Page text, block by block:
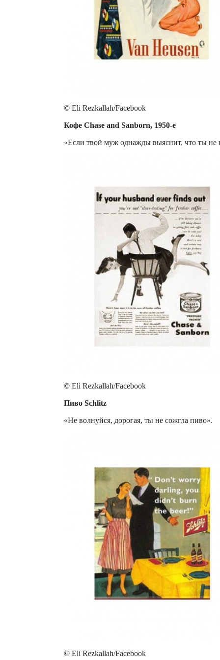
© Eli Rezkallah/Facebook
Кофе Chase and Sanborn, 1950-е
«Если твой муж однажды выяснит, что ты не
© Eli Rezkallah/Facebook
Пиво Schlitz
«Не волнуйся, дорогая, ты не сожгла пиво».
© Eli Rezkallah/Facebook